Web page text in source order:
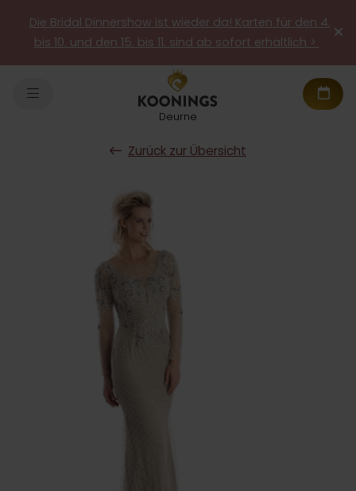
Die Bridal Dinnershow ist wieder da! Karten für den 4.
bis 10. und den 15. bis 11. sind ab sofort erhältlich >
Deurne
Zurück zur Übersicht